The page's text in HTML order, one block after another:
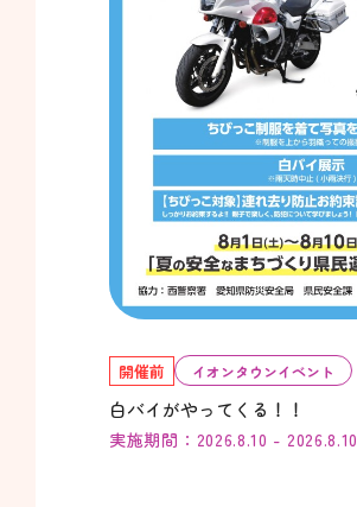
開催前 イオンタウンイベント
白バイがやってくる！！
実施期間：2026.8.10 - 2026.8.10